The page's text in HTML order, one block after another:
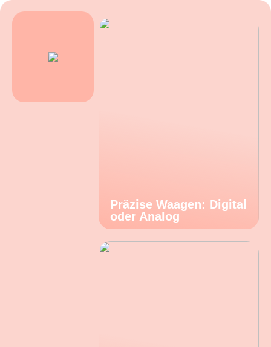
Präzise Waagen: Digital
oder Analog